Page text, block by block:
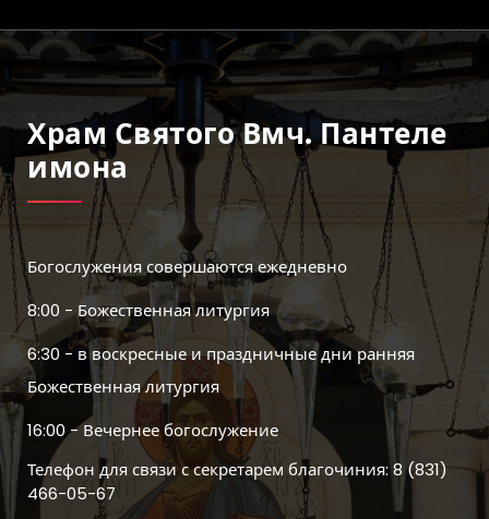
Храм Святого Вмч. Пантеле
Имона
Богослужения совершаются ежедневно
8:00 - Божественная литургия
6:30 - в воскресные и праздничные дни ранняя
Божественная литургия
16:00 - Вечернее богослужение
Телефон для связи с секретарем благочиния: 8 (831)
466-05-67